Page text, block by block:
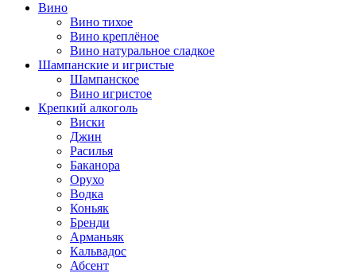
Вино
Вино тихое
Вино креплёное
Вино натуральное сладкое
Шампанские и игристые
Шампанское
Вино игристое
Крепкий алкоголь
Виски
Джин
Расилья
Баканора
Орухо
Водка
Коньяк
Бренди
Арманьяк
Кальвадос
Абсент